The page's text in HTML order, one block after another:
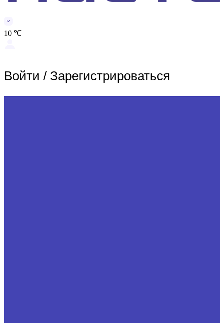
10 ℃
Войти / Зарегистрироваться